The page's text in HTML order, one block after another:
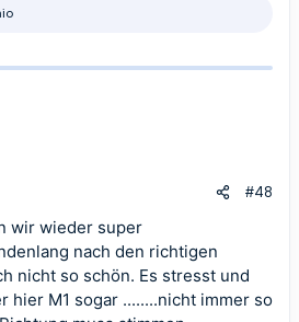
#48
wir wieder super
nach den richtigen
nicht so schön. Es stresst und
hier M1 sogar ........nicht immer so